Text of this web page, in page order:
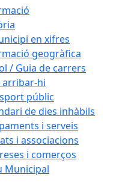
en xifres
geogràfica
/ Guia de carrers
arribar-hi
públic
de dies inhàbils
i serveis
i associacions
i comerços
Municipal